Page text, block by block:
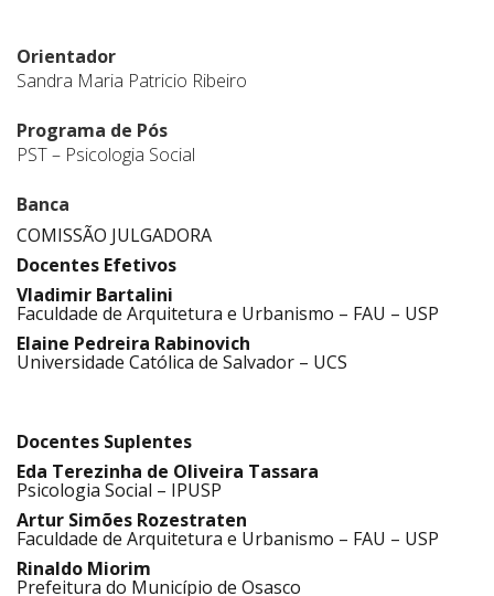
Orientador
Sandra Maria Patricio Ribeiro
Programa de Pós
PST – Psicologia Social
Banca
COMISSÃO JULGADORA
Docentes Efetivos
Vladimir Bartalini
Faculdade de Arquitetura e Urbanismo – FAU – USP
Elaine Pedreira Rabinovich
Universidade Católica de Salvador – UCS
Docentes Suplentes
Eda Terezinha de Oliveira Tassara
Psicologia Social – IPUSP
Artur Simões Rozestraten
Faculdade de Arquitetura e Urbanismo – FAU – USP
Rinaldo Miorim
Prefeitura do Município de Osasco